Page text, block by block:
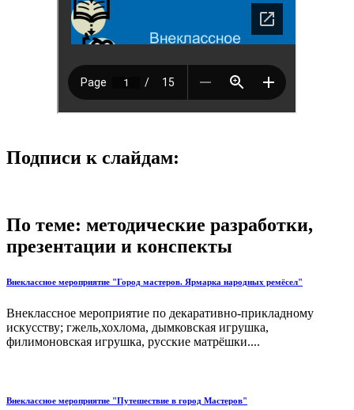
Подписи к слайдам:
По теме: методические разработки,
презентации и конспекты
Внеклассное мероприятие "Город мастеров. Ярмарка народных ремёсел"
Внеклассное мероприятие по декаративно-прикладному
искусству; гжель,хохлома, дымковская игрушка,
филимоновская игрушка, русские матрёшки....
Внеклассное мероприятие "Путешествие в город Мастеров"